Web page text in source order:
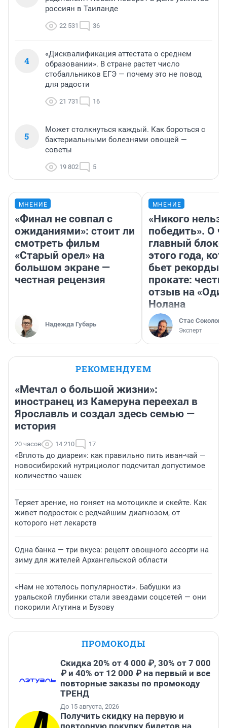
россиян в Таиланде
22 531 36
4
«Дисквалификация аттестата о среднем
образовании». В стране растет число
стобалльников ЕГЭ — почему это не повод
для радости
21 731 16
5
Может столкнуться каждый. Как бороться с
бактериальными болезнями овощей —
советы
19 802 5
МНЕНИЕ
«Финал не совпал с
ожиданиями»: стоит ли
смотреть фильм
«Старый орел» на
большом экране —
честная рецензия
Надежда Губарь
МНЕНИЕ
«Никого нельзя
победить». О
главный
этого года,
бьет рекорды в
прокате:
отзыв на
Нолана
Стас Соколов
Эксперт
РЕКОМЕНДУЕМ
«Мечтал о большой жизни»:
иностранец из Камеруна переехал в
Ярославль и создал здесь семью —
история
20 часов 14 210 17
«Вплоть до диареи»: как правильно пить иван-чай —
новосибирский нутрициолог подсчитал допустимое
количество чашек
Теряет зрение, но гоняет на мотоцикле и скейте. Как
живет подросток с редчайшим диагнозом, от
которого нет лекарств
Одна банка — три вкуса: рецепт овощного ассорти на
зиму для жителей Архангельской области
«Нам не хотелось популярности». Бабушки из
уральской глубинки стали звездами соцсетей — они
покорили Агутина и Бузову
ПРОМОКОДЫ
Скидка 20% от 4 000 ₽, 30% от 7 000
₽ и 40% от 12 000 ₽ на первый и все
повторные заказы по промокоду
ТРЕНД
До 15 августа, 2026
Получить скидку на первую и